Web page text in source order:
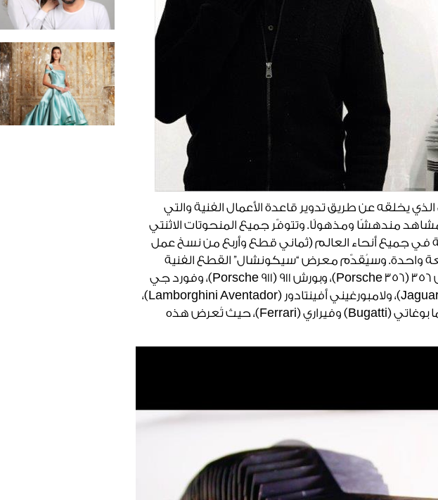
يخلقه عن طريق تدوير قاعدة الأعمال الفنية والتي
مندهشًا ومذهولًا. وتتوفّر جميع المنحوتات الاثنتي
جميع أنحاء العالم (ثماني قطع وأربع من نسخ عمل
واحدة. وسيُقدّم معرض “سيكونشال” القطع الفنية
المصغّرة للسيارات الأيقونية التي تشمل: بورش 356 (Porsche 356)، وبورش 911 (Porsche 911)، وفورد جي
تي 40 (Ford GT 40)، وجاغوار تايب إي (Jaguar Type E)، ولامبورغيني أفينتادور (Lamborghini Aventador)،
إلى جانب أربعة نماذج لزوجين من السيارات هما بوغاتي (Bugatti) وفيراري (Ferrari)، حيث تُعرض هذه